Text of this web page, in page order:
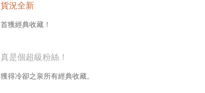
貨況全新
首獲經典收藏！
真是個超級粉絲！
獲得冷卻之泉所有經典收藏。